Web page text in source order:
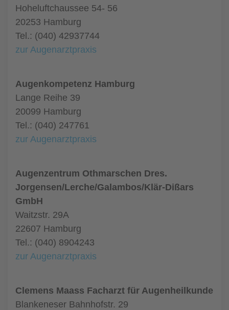
Hoheluftchaussee 54- 56
20253 Hamburg
Tel.: (040) 42937744
zur Augenarztpraxis
Augenkompetenz Hamburg
Lange Reihe 39
20099 Hamburg
Tel.: (040) 247761
zur Augenarztpraxis
Augenzentrum Othmarschen Dres.
Jorgensen/Lerche/Galambos/Klär-Dißars
GmbH
Waitzstr. 29A
22607 Hamburg
Tel.: (040) 8904243
zur Augenarztpraxis
Clemens Maass Facharzt für Augenheilkunde
Blankeneser Bahnhofstr. 29